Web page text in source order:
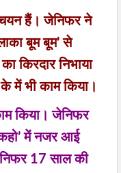
हैं। जेनिफर ने
बूम बूम’ से
किरदार निभाया
में भी काम किया।
किया। जेनिफर
में नजर आई
17 साल की